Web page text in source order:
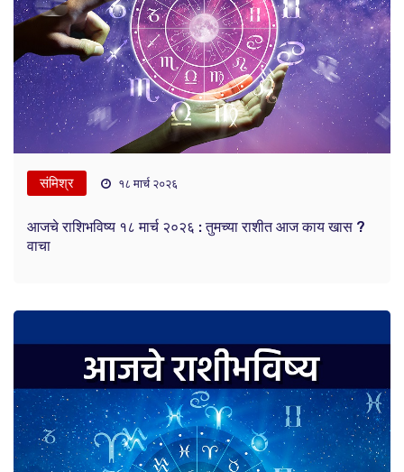
संमिश्र १८ मार्च २०२६
आजचे राशिभविष्य १८ मार्च २०२६ : तुमच्या राशीत आज काय खास ?
वाचा